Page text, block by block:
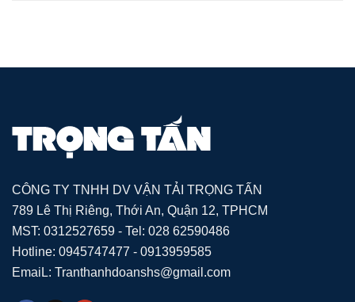
CÔNG TY TNHH DV VẬN TẢI TRỌNG TẤN
789 Lê Thị Riêng, Thới An, Quận 12, TPHCM
MST: 0312527659 - Tel: 028 62590486
Hotline: 0945747477 - 0913959585
EmaiL: Tranthanhdoanshs@gmail.com